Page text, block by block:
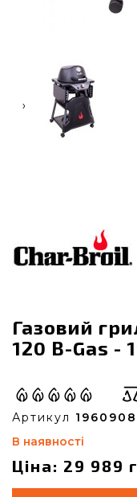
‹
Газовий
120 B-Gas -
Артикул
В наявності
Ціна: 29 989